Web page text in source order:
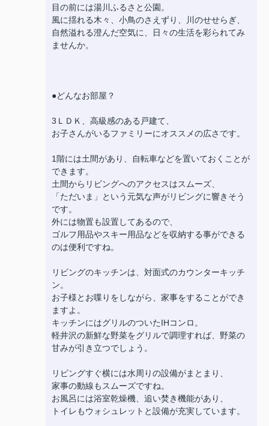
目の前には湯川ふるさと公園。
風に揺れる木々、小鳥のさえずり、川のせせらぎ、
自然溢れる澄んだ空気に、日々の生活を彩られてみ
ませんか。
●どんなお部屋？
3ＬＤＫ、高級感のある戸建て、
お子さんがいるファミリーにオススメの広さです。
1階には土間があり、自転車などを置いておくことが
できます。
土間からリビングへのアクセスはスムーズ、
「ただいま」という元気な声がリビングに響きそう
です。
外には物置も設置してあるので、
ゴルフ用品やスキー用品などを収納する事ができる
のは便利ですね。
リビングのキッチンは、対面式のカウンターキッチ
ン。
お子様とお喋りをしながら、家事をすることができ
ますよ。
キッチンにはグリルのついたIHコンロ。
軽井沢の新鮮な野菜をグリルで調理すれば、野菜の
甘みが引き立つでしょう。
リビングすぐ横には水周りの設備がまとまり、
家事の動線もスムーズですね。
お風呂には浴室乾燥機、追い焚き機能があり、
トイレもウォシュレットと設備が充実しています。